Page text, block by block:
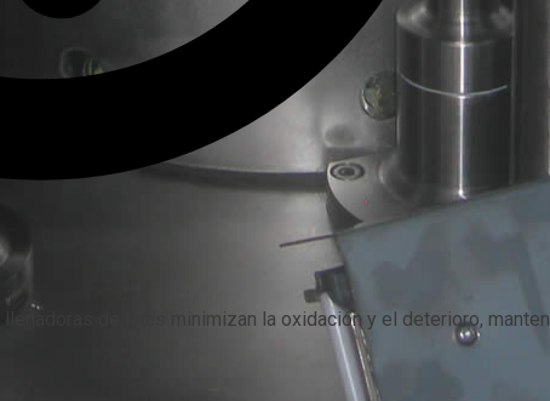
llenadoras de latas minimizan la oxidación y el deterioro,